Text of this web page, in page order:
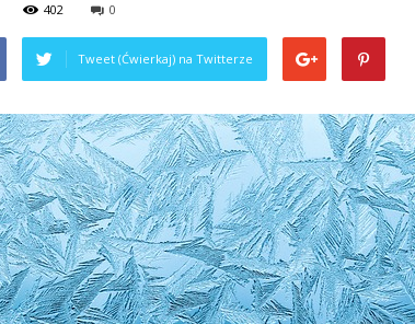
402 0
Tweet (Ćwierkaj) na Twitterze